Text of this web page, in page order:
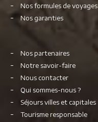
Nos formules de voyages
Nos garanties
Nos partenaires
Notre savoir-faire
Nous contacter
Qui sommes-nous ?
Séjours villes et capitales
Tourisme responsable